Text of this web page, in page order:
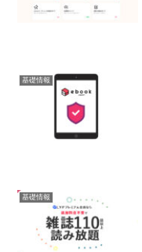
基礎情報
基礎情報